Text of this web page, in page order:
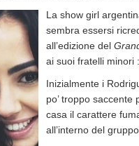
La show girl
sembra essersi
all’edizione del
ai suoi fratelli minori :
Inizialmente i
po’ troppo saccente
casa il carattere
all’interno del gruppo.